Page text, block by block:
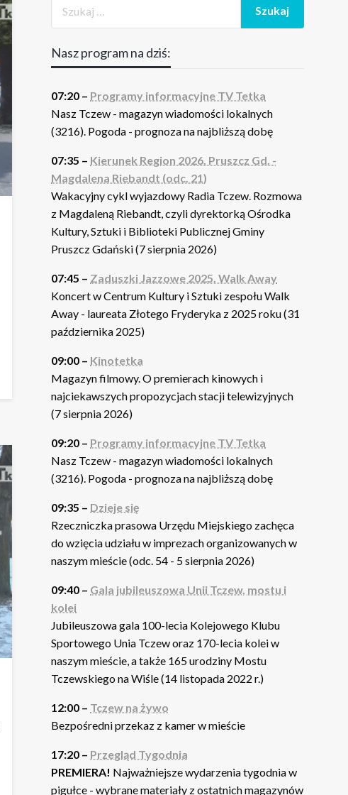
Nasz program na dziś:
07:20 – Programy informacyjne TV Tetka
Nasz Tczew - magazyn wiadomości lokalnych
(3216). Pogoda - prognoza na najbliższą dobę
07:35 – Kierunek Region 2026. Pruszcz Gd. -
Magdalena Riebandt (odc. 21)
Wakacyjny cykl wyjazdowy Radia Tczew. Rozmowa
z Magdaleną Riebandt, czyli dyrektorką Ośrodka
Kultury, Sztuki i Biblioteki Publicznej Gminy
Pruszcz Gdański (7 sierpnia 2026)
07:45 – Zaduszki Jazzowe 2025. Walk Away
Koncert w Centrum Kultury i Sztuki zespołu Walk
Away - laureata Złotego Fryderyka z 2025 roku (31
października 2025)
09:00 – Kinotetka
Magazyn filmowy. O premierach kinowych i
najciekawszych propozycjach stacji telewizyjnych
(7 sierpnia 2026)
09:20 – Programy informacyjne TV Tetka
Nasz Tczew - magazyn wiadomości lokalnych
(3216). Pogoda - prognoza na najbliższą dobę
09:35 – Dzieje się
Rzeczniczka prasowa Urzędu Miejskiego zachęca
do wzięcia udziału w imprezach organizowanych w
naszym mieście (odc. 54 - 5 sierpnia 2026)
09:40 – Gala jubileuszowa Unii Tczew, mostu i
kolei
Jubileuszowa gala 100-lecia Kolejowego Klubu
Sportowego Unia Tczew oraz 170-lecia kolei w
naszym mieście, a także 165 urodziny Mostu
Tczewskiego na Wiśle (14 listopada 2022 r.)
12:00 – Tczew na żywo
Bezpośredni przekaz z kamer w mieście
17:20 – Przegląd Tygodnia
PREMIERA! Najważniejsze wydarzenia tygodnia w
pigułce - wybrane materiały z ostatnich magazynów